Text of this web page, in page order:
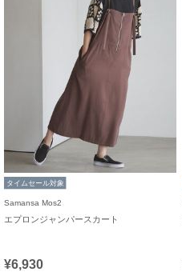
タイムセール対象
Samansa Mos2
エプロンジャンパースカート
¥6,930